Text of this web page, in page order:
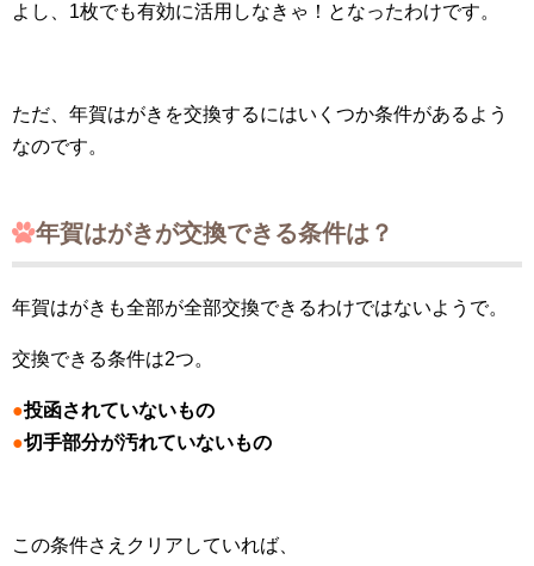
よし、1枚でも有効に活用しなきゃ！となったわけです。
ただ、年賀はがきを交換するにはいくつか条件があるよう
なのです。
年賀はがきが交換できる条件は？
年賀はがきも全部が全部交換できるわけではないようで。
交換できる条件は2つ。
●投函されていないもの
●切手部分が汚れていないもの
この条件さえクリアしていれば、